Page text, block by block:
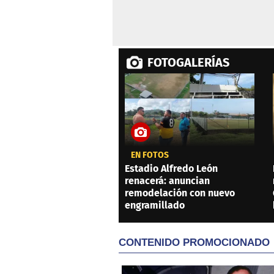
FOTOGALERÍAS
EN FOTOS
Estadio Alfredo León
renacerá: anuncian
remodelación con nuevo
engramillado